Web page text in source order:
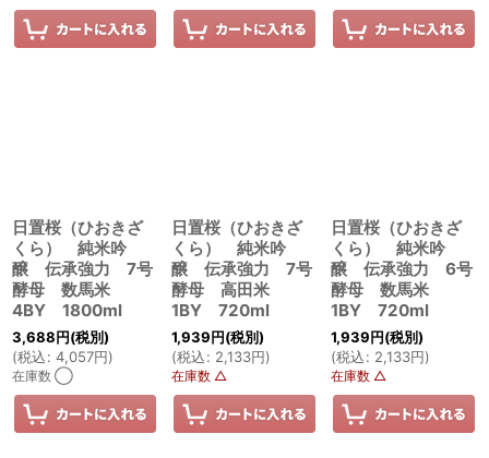
日置桜（ひおきざ
くら） 純米吟
醸 伝承強力 7号
酵母 数馬米
4BY 1800ml
3,688円(税別)
(税込: 4,057円)
在庫数 ◯
日置桜（ひおきざ
くら） 純米吟
醸 伝承強力 7号
酵母 高田米
1BY 720ml
1,939円(税別)
(税込: 2,133円)
在庫数 △
日置桜（ひおきざ
くら） 純米吟
醸 伝承強力 6号
酵母 数馬米
1BY 720ml
1,939円(税別)
(税込: 2,133円)
在庫数 △